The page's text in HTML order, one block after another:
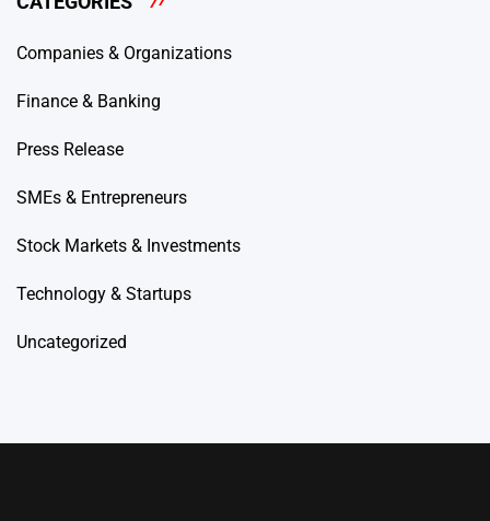
Companies & Organizations
Finance & Banking
Press Release
SMEs & Entrepreneurs
Stock Markets & Investments
Technology & Startups
Uncategorized